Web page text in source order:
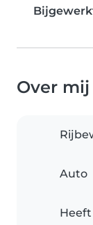
Over mij
Auto